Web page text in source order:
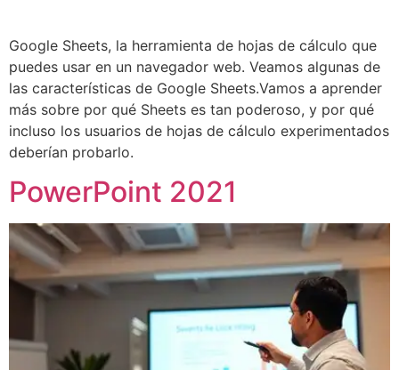
Google Sheets, la herramienta de hojas de cálculo que
puedes usar en un navegador web. Veamos algunas de
las características de Google Sheets.Vamos a aprender
más sobre por qué Sheets es tan poderoso, y por qué
incluso los usuarios de hojas de cálculo experimentados
deberían probarlo.
PowerPoint 2021